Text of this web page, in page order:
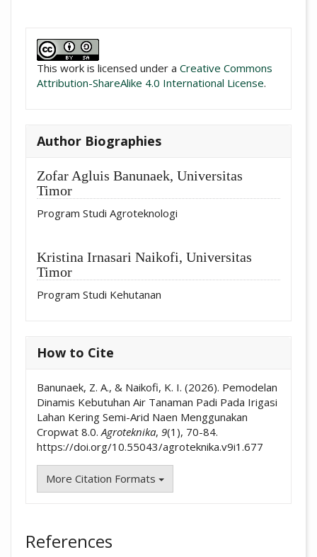
This work is licensed under a Creative Commons
Attribution-ShareAlike 4.0 International License.
Author Biographies
Zofar Agluis Banunaek, Universitas
Timor
Program Studi Agroteknologi
Kristina Irnasari Naikofi, Universitas
Timor
Program Studi Kehutanan
How to Cite
Banunaek, Z. A., & Naikofi, K. I. (2026). Pemodelan
Dinamis Kebutuhan Air Tanaman Padi Pada Irigasi
Lahan Kering Semi-Arid Naen Menggunakan
Cropwat 8.0. Agroteknika, 9(1), 70-84.
https://doi.org/10.55043/agroteknika.v9i1.677
More Citation Formats
References